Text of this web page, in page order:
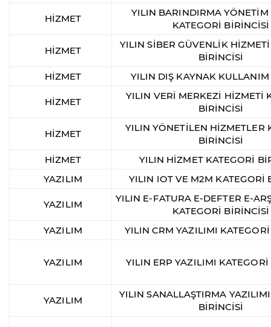
HİZMET
YILIN BARINDIRMA
KATEGORİ BİRİNCİSİ
HİZMET
YILIN SİBER GÜVENLİK
BİRİNCİSİ
HİZMET
YILIN DIŞ KAYNAK
HİZMET
YILIN VERİ MERKEZİ HİZMETİ
BİRİNCİSİ
HİZMET
YILIN YÖNETİLEN HİZMETLER
BİRİNCİSİ
HİZMET
YILIN HİZMET KATEGORİ
YAZILIM
YILIN IOT VE M2M KATEGORİ
YAZILIM
YILIN E-FATURA E-DEFTER E-
KATEGORİ BİRİNCİSİ
YAZILIM
YILIN CRM YAZILIMI
YAZILIM YILIN ERP YAZILIMI
YAZILIM
YILIN SANALLAŞTIRMA
BİRİNCİSİ